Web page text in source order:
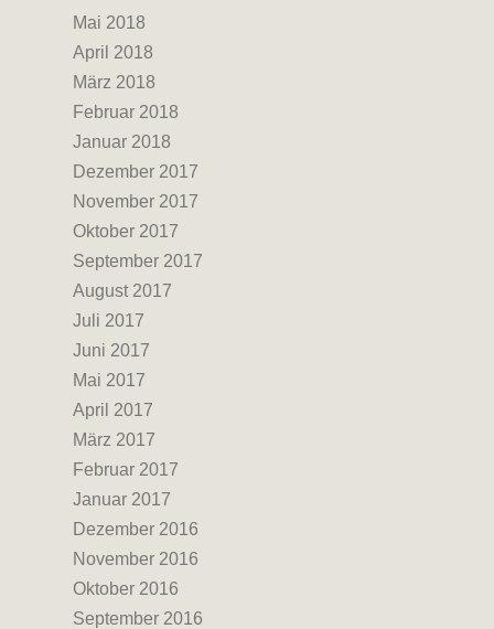
Mai 2018
April 2018
März 2018
Februar 2018
Januar 2018
Dezember 2017
November 2017
Oktober 2017
September 2017
August 2017
Juli 2017
Juni 2017
Mai 2017
April 2017
März 2017
Februar 2017
Januar 2017
Dezember 2016
November 2016
Oktober 2016
September 2016